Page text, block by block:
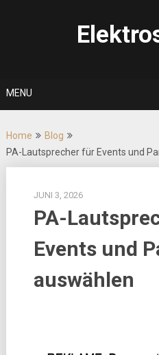
MENU
Home
Blog
PA-Lautsprecher für Events und
JUNI 3, 2026
PA-
Events und
auswählen